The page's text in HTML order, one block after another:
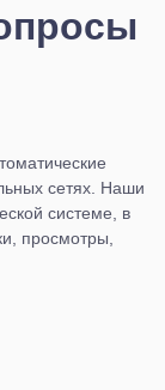
сетях. Наши
системе, в
просмотры,